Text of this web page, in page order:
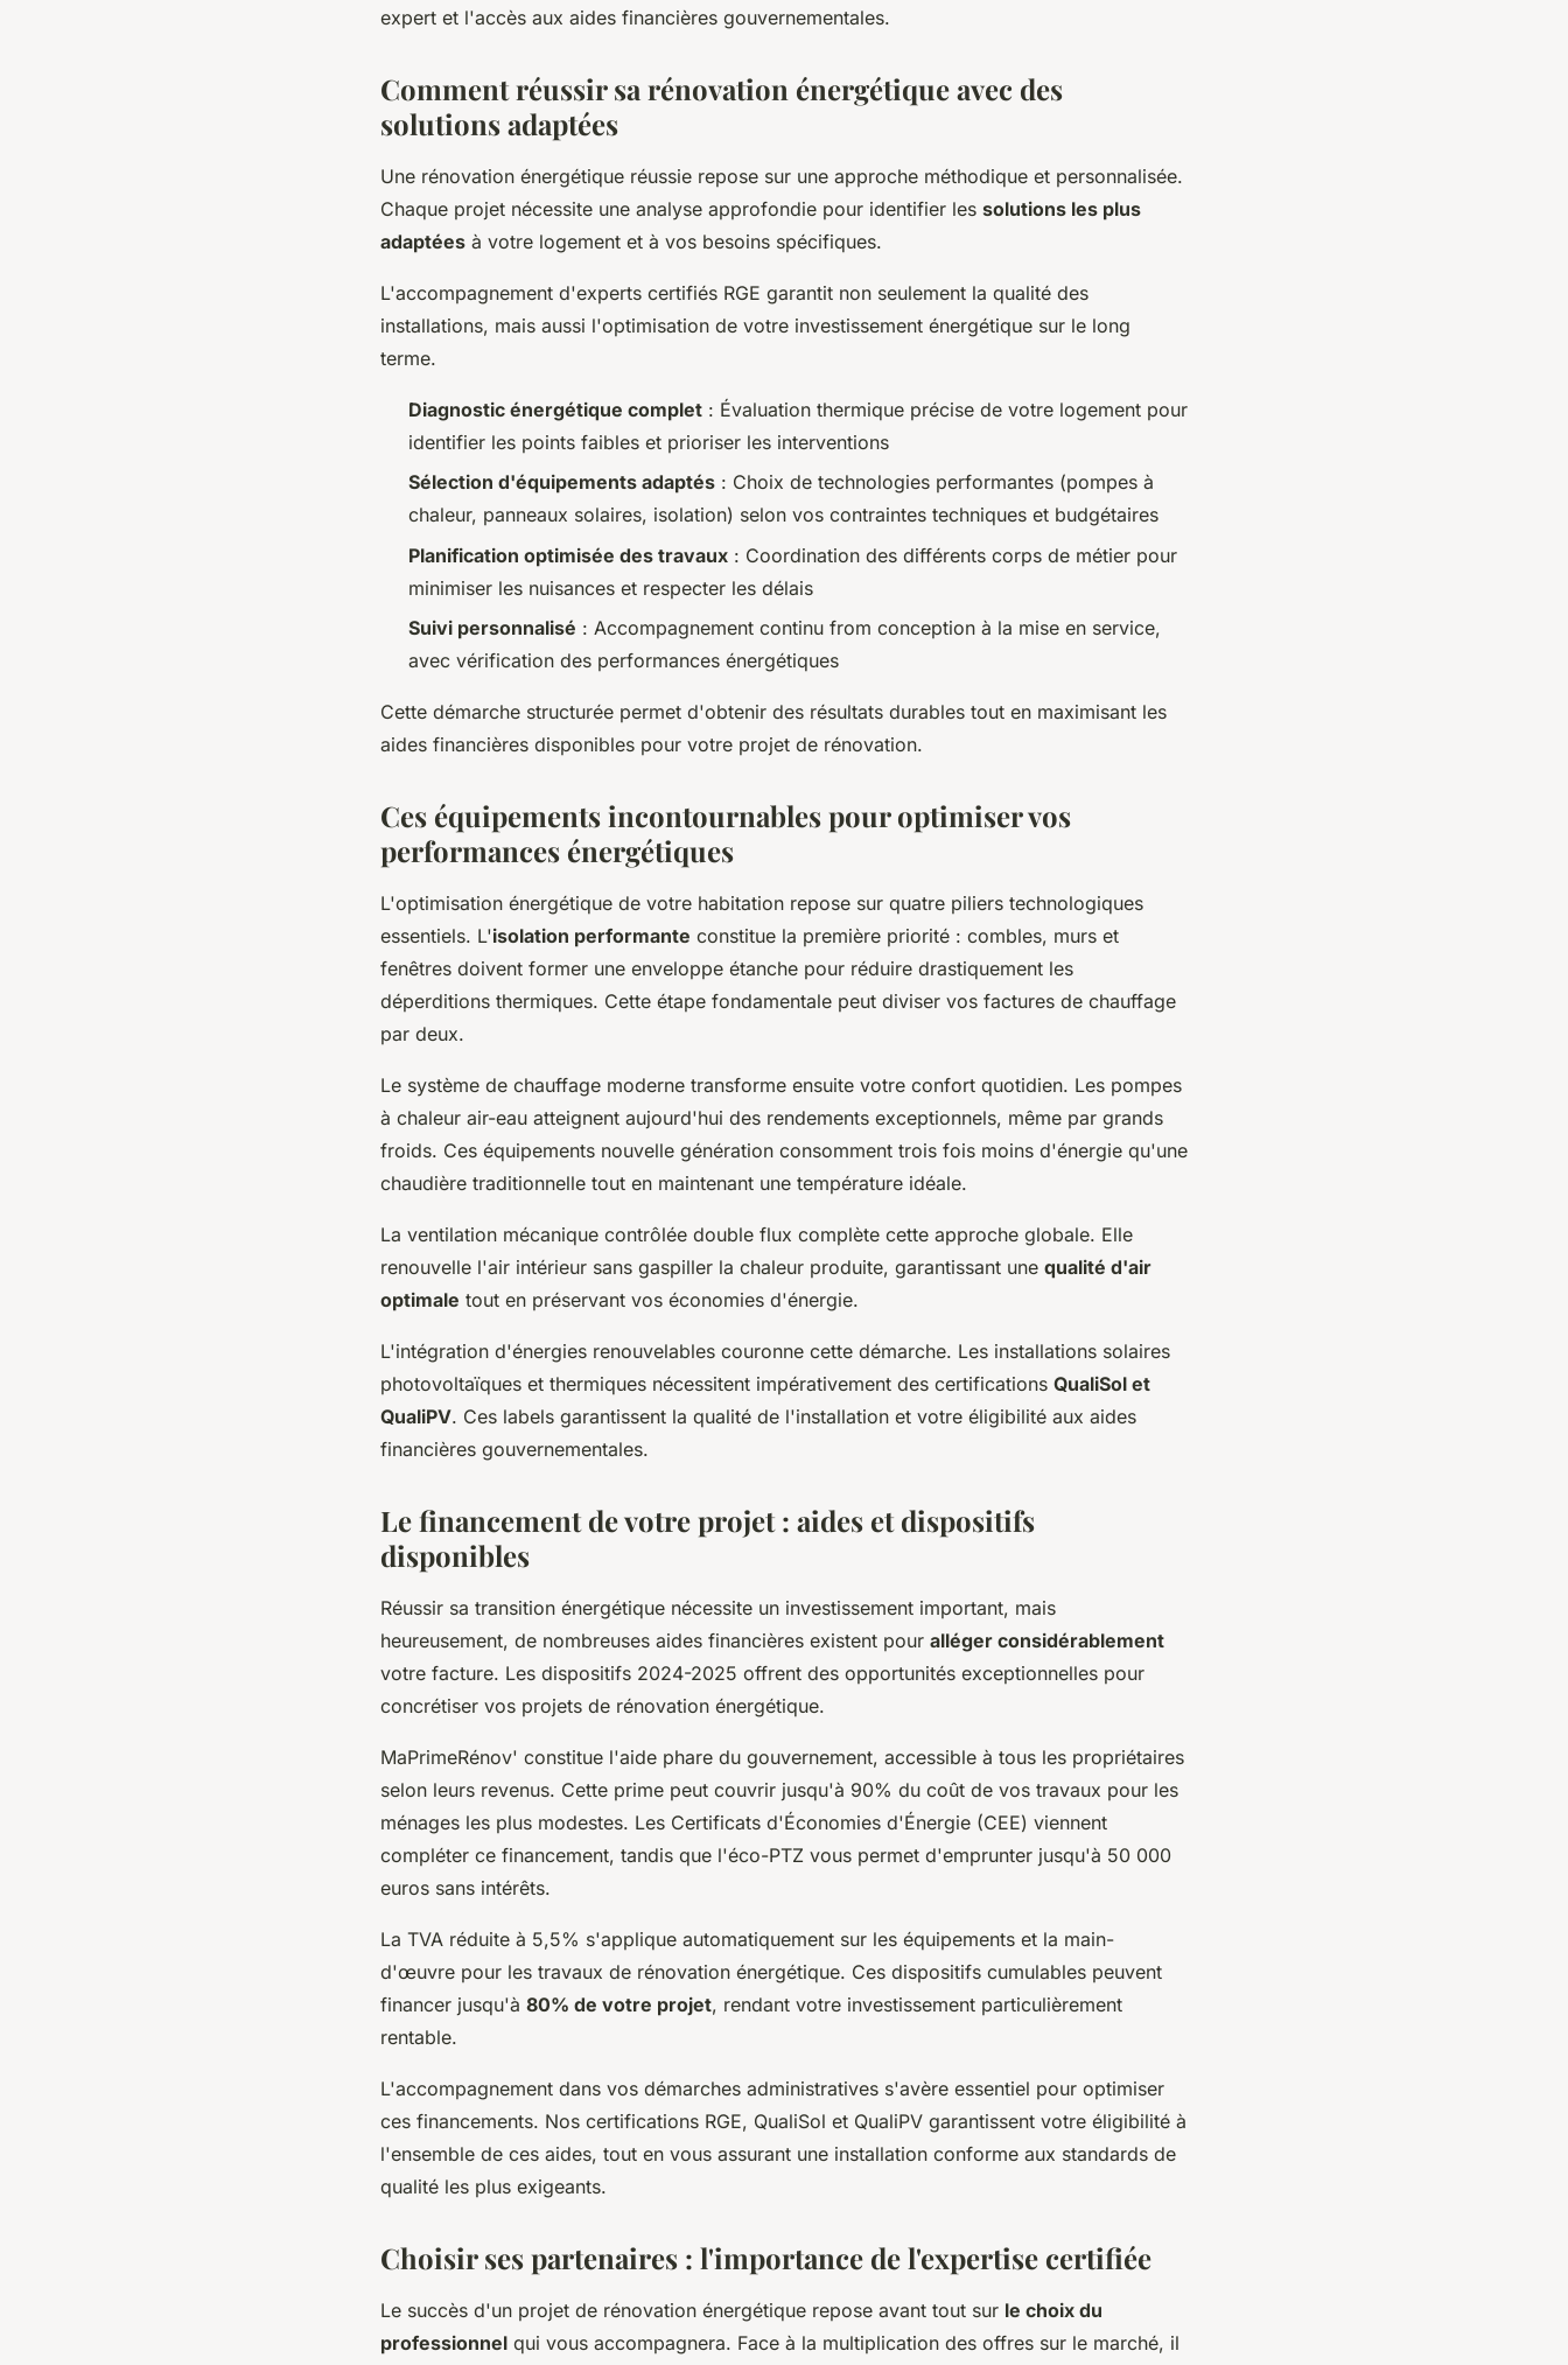
expert et l'accès aux aides financières gouvernementales.
Comment réussir sa rénovation énergétique avec des
solutions adaptées
Une rénovation énergétique réussie repose sur une approche méthodique et personnalisée.
Chaque projet nécessite une analyse approfondie pour identifier les solutions les plus
adaptées à votre logement et à vos besoins spécifiques.
L'accompagnement d'experts certifiés RGE garantit non seulement la qualité des
installations, mais aussi l'optimisation de votre investissement énergétique sur le long
terme.
Diagnostic énergétique complet : Évaluation thermique précise de votre logement pour
identifier les points faibles et prioriser les interventions
Sélection d'équipements adaptés : Choix de technologies performantes (pompes à
chaleur, panneaux solaires, isolation) selon vos contraintes techniques et budgétaires
Planification optimisée des travaux : Coordination des différents corps de métier pour
minimiser les nuisances et respecter les délais
Suivi personnalisé : Accompagnement continu from conception à la mise en service,
avec vérification des performances énergétiques
Cette démarche structurée permet d'obtenir des résultats durables tout en maximisant les
aides financières disponibles pour votre projet de rénovation.
Ces équipements incontournables pour optimiser vos
performances énergétiques
L'optimisation énergétique de votre habitation repose sur quatre piliers technologiques
essentiels. L'isolation performante constitue la première priorité : combles, murs et
fenêtres doivent former une enveloppe étanche pour réduire drastiquement les
déperditions thermiques. Cette étape fondamentale peut diviser vos factures de chauffage
par deux.
Le système de chauffage moderne transforme ensuite votre confort quotidien. Les pompes
à chaleur air-eau atteignent aujourd'hui des rendements exceptionnels, même par grands
froids. Ces équipements nouvelle génération consomment trois fois moins d'énergie qu'une
chaudière traditionnelle tout en maintenant une température idéale.
La ventilation mécanique contrôlée double flux complète cette approche globale. Elle
renouvelle l'air intérieur sans gaspiller la chaleur produite, garantissant une qualité d'air
optimale tout en préservant vos économies d'énergie.
L'intégration d'énergies renouvelables couronne cette démarche. Les installations solaires
photovoltaïques et thermiques nécessitent impérativement des certifications QualiSol et
QualiPV. Ces labels garantissent la qualité de l'installation et votre éligibilité aux aides
financières gouvernementales.
Le financement de votre projet : aides et dispositifs
disponibles
Réussir sa transition énergétique nécessite un investissement important, mais
heureusement, de nombreuses aides financières existent pour alléger considérablement
votre facture. Les dispositifs 2024-2025 offrent des opportunités exceptionnelles pour
concrétiser vos projets de rénovation énergétique.
MaPrimeRénov' constitue l'aide phare du gouvernement, accessible à tous les propriétaires
selon leurs revenus. Cette prime peut couvrir jusqu'à 90% du coût de vos travaux pour les
ménages les plus modestes. Les Certificats d'Économies d'Énergie (CEE) viennent
compléter ce financement, tandis que l'éco-PTZ vous permet d'emprunter jusqu'à 50 000
euros sans intérêts.
La TVA réduite à 5,5% s'applique automatiquement sur les équipements et la main-
d'œuvre pour les travaux de rénovation énergétique. Ces dispositifs cumulables peuvent
financer jusqu'à 80% de votre projet, rendant votre investissement particulièrement
rentable.
L'accompagnement dans vos démarches administratives s'avère essentiel pour optimiser
ces financements. Nos certifications RGE, QualiSol et QualiPV garantissent votre éligibilité à
l'ensemble de ces aides, tout en vous assurant une installation conforme aux standards de
qualité les plus exigeants.
Choisir ses partenaires : l'importance de l'expertise certifiée
Le succès d'un projet de rénovation énergétique repose avant tout sur le choix du
professionnel qui vous accompagnera. Face à la multiplication des offres sur le marché, il